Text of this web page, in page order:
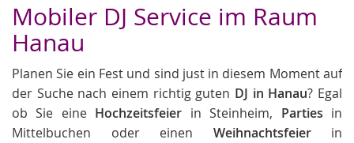
Mobiler DJ Service im Raum
Hanau
Planen Sie ein Fest und sind just in diesem Moment auf
der Suche nach einem richtig guten DJ in Hanau? Egal
ob Sie eine Hochzeitsfeier in Steinheim, Parties in
Mittelbuchen oder einen Weihnachtsfeierin